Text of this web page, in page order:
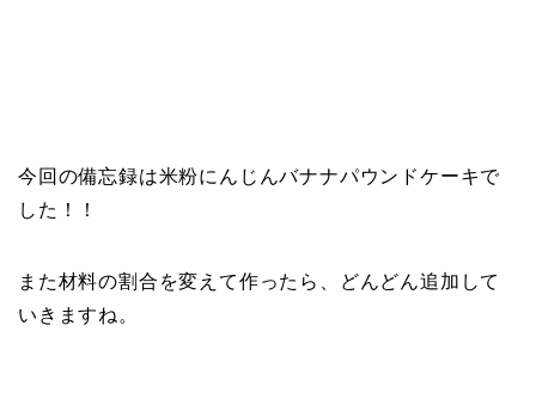
今回の備忘録は米粉にんじんバナナパウンドケーキで
した！！
また材料の割合を変えて作ったら、どんどん追加して
いきますね。